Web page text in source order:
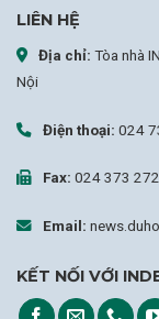
LIÊN HỆ
Địa chỉ: Tòa nhà
Nội
Điện thoại: 024
Fax: 024 373
Email:
KẾT NỐI VỚI